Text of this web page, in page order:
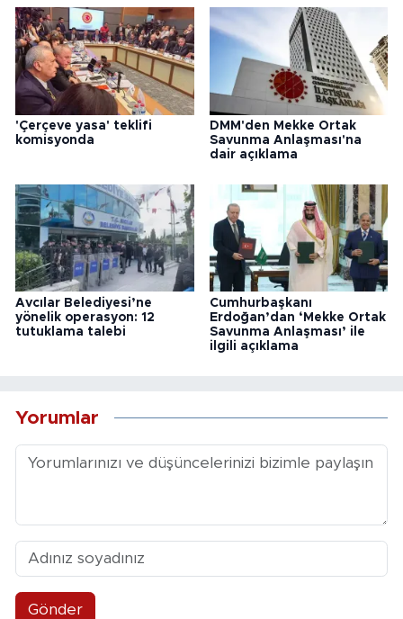
'Çerçeve yasa' teklifi
komisyonda
DMM'den Mekke Ortak
Savunma Anlaşması'na
dair açıklama
Avcılar Belediyesi’ne
yönelik operasyon: 12
tutuklama talebi
Cumhurbaşkanı
Erdoğan’dan ‘Mekke Ortak
Savunma Anlaşması’ ile
ilgili açıklama
Yorumlar
Gönder